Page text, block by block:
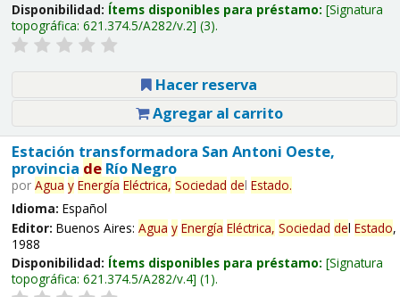
Disponibilidad: Ítems disponibles para préstamo: Signatura
topográfica: 621.374.5/A282/v.2 (3).
Hacer reserva
Agregar al carrito
Estación transformadora San Antoni Oeste,
provincia deRío Negro
por Agua y Energía Eléctrica, Sociedad del Estado.
Idioma: Español
Editor: Buenos Aires: Agua y Energía Eléctrica, Sociedad del Estado,
1988
Disponibilidad: Ítems disponibles para préstamo: Signatura
topográfica: 621.374.5/A282/v.4 (1).